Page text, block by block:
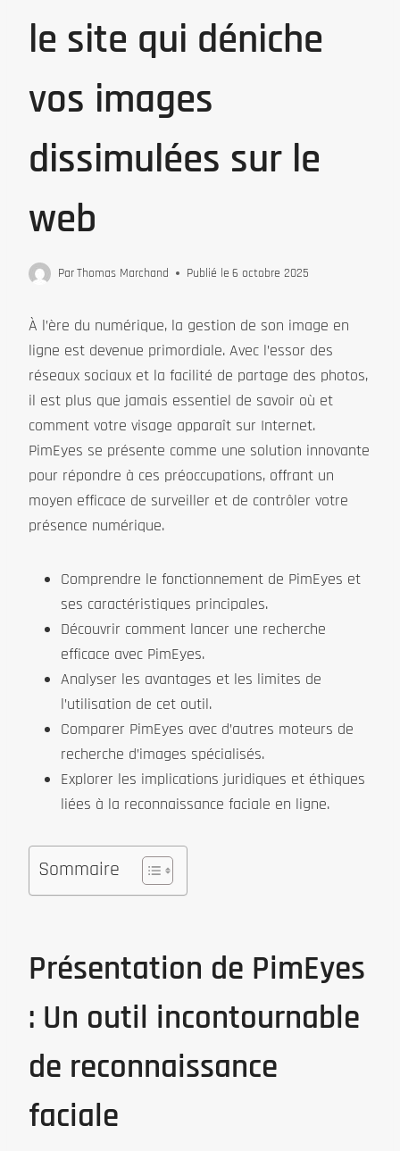
le site qui déniche
vos images
dissimulées sur le
web
ParThomas Marchand Publié le 6 octobre 2025
À l’ère du numérique, la gestion de son image en
ligne est devenue primordiale. Avec l’essor des
réseaux sociaux et la facilité de partage des photos,
il est plus que jamais essentiel de savoir où et
comment votre visage apparaît sur Internet.
PimEyes se présente comme une solution innovante
pour répondre à ces préoccupations, offrant un
moyen efficace de surveiller et de contrôler votre
présence numérique.
Comprendre le fonctionnement de PimEyes et
ses caractéristiques principales.
Découvrir comment lancer une recherche
efficace avec PimEyes.
Analyser les avantages et les limites de
l’utilisation de cet outil.
Comparer PimEyes avec d’autres moteurs de
recherche d’images spécialisés.
Explorer les implications juridiques et éthiques
liées à la reconnaissance faciale en ligne.
Sommaire
Présentation de PimEyes
: Un outil incontournable
de reconnaissance
faciale